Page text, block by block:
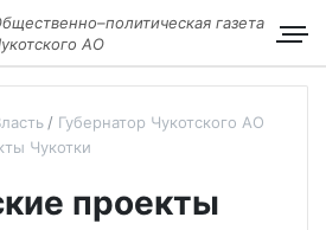
газета
АО
Губернатор Чукотского АО
Чукотки
проекты